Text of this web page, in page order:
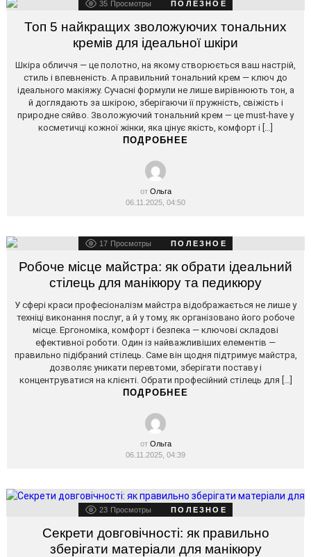
35 Просмотры ПОЛЕЗНОЕ
Топ 5 найкращих зволожуючих тональних
кремів для ідеальної шкіри
Шкіра обличчя — це полотно, на якому створюється ваш настрій,
стиль і впевненість. А правильний тональний крем — ключ до
ідеального макіяжу. Сучасні формули не лише вирівнюють тон, а
й доглядають за шкірою, зберігаючи її пружність, свіжість і
природне сяйво. Зволожуючий тональний крем — це must-have у
косметичці кожної жінки, яка цінує якість, комфорт і […]
ПОДРОБНЕЕ
от Ольга
06.11.2025, 04:50
17 Просмотры ПОЛЕЗНОЕ
Робоче місце майстра: як обрати ідеальний
стілець для манікюру та педикюру
У сфері краси професіоналізм майстра відображається не лише у
техніці виконання послуг, а й у тому, як організовано його робоче
місце. Ергономіка, комфорт і безпека — ключові складові
ефективної роботи. Один із найважливіших елементів —
правильно підібраний стілець. Саме він щодня підтримує майстра,
дозволяє уникати перевтоми, зберігати поставу і
концентруватися на клієнті. Обрати професійний стілець для […]
ПОДРОБНЕЕ
от Ольга
06.11.2025, 04:39
23 Просмотры ПОЛЕЗНОЕ
Секрети довговічності: як правильно
зберігати матеріали для манікюру